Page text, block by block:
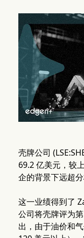
壳牌公司
69.2 亿美元，较
企的背景下远超分
这一业绩得到了
公司将壳牌评为
出，由于油价和